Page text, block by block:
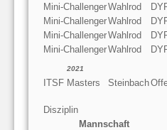
Mini-ChallengerWahlrod
Mini-ChallengerWahlrod
Mini-ChallengerWahlrod
Mini-ChallengerWahlrod
2021
ITSF Masters Steinbach
Disziplin
Mannschaft